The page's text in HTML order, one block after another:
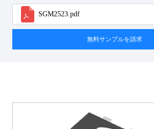
SGM2523.pdf
無料サンプルを請求